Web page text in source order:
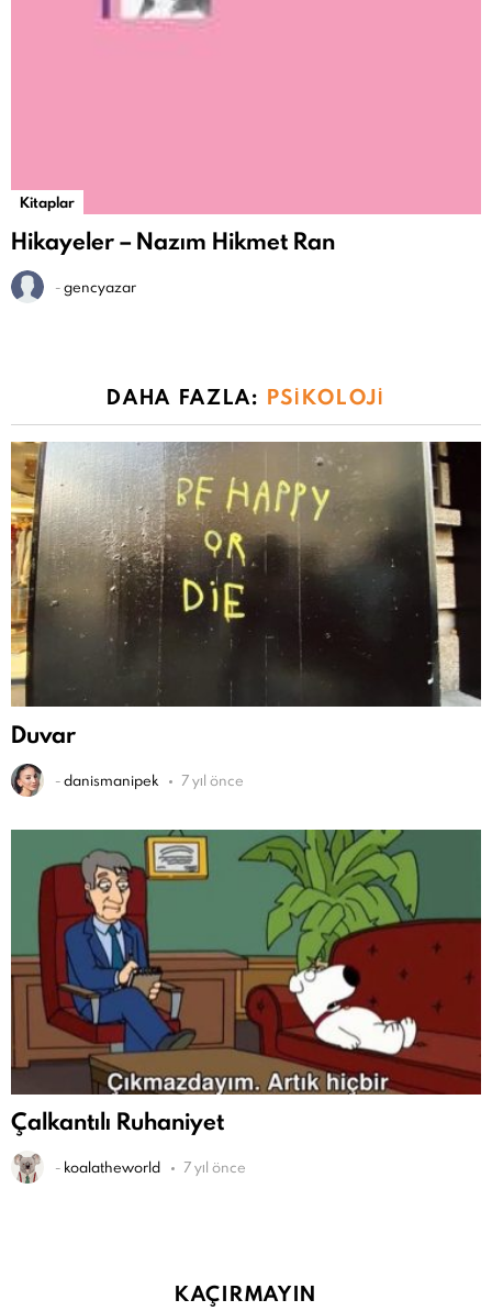
Kitaplar
Hikayeler – Nazım Hikmet Ran
-gencyazar
DAHA FAZLA: PSIKOLOJI
Duvar
-danismanipek 7 yıl önce
Çalkantılı Ruhaniyet
- koalatheworld 7 yıl önce
KAÇIRMAYIN